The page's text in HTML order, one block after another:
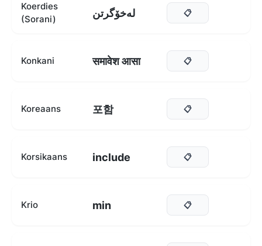
Koerdies
(Sorani)
لەخۆگرتن 📋
Konkani समावेश आसा 📋
Koreaans 포함 📋
Korsikaans include 📋
Krio min 📋